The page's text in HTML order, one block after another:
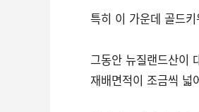
특히 이 가운데 골드
그동안 뉴질랜드산이
재배면적이 조금씩 넓